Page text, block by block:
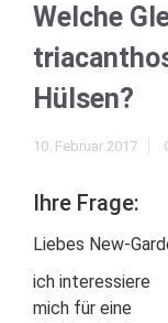
Welche
Hülsen?
10. Februar 2017
Ihre Frage:
Liebes New-
ich interessiere
mich für eine